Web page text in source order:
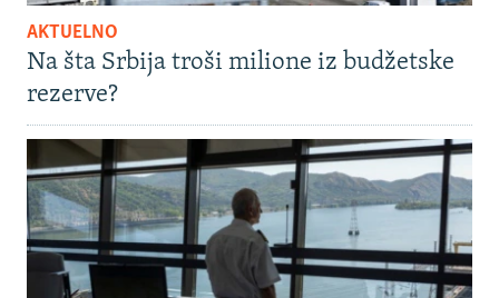
AKTUELNO
Na šta Srbija troši milione iz budžetske
rezerve?